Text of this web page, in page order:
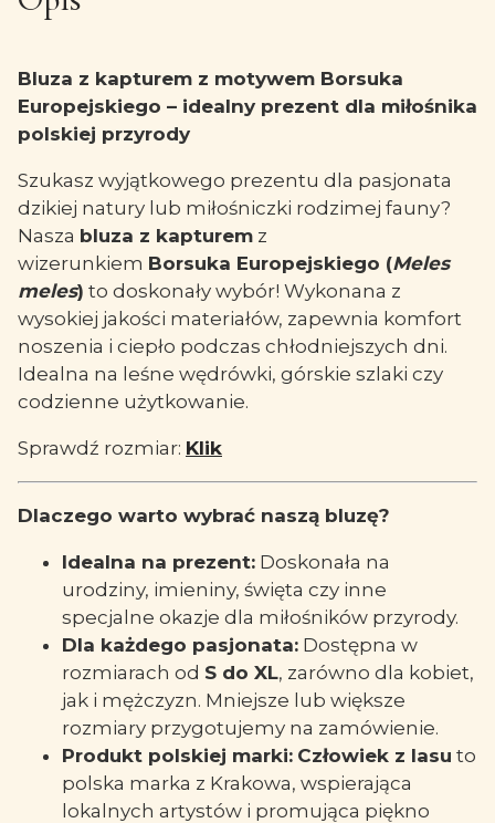
Bluza z kapturem z motywem Borsuka
Europejskiego – idealny prezent dla miłośnika
polskiej przyrody
Szukasz wyjątkowego prezentu dla pasjonata
dzikiej natury lub miłośniczki rodzimej fauny?
Nasza bluza z kapturem z
wizerunkiem Borsuka Europejskiego (Meles
meles) to doskonały wybór! Wykonana z
wysokiej jakości materiałów, zapewnia komfort
noszenia i ciepło podczas chłodniejszych dni.
Idealna na leśne wędrówki, górskie szlaki czy
codzienne użytkowanie.
Sprawdź rozmiar: Klik
Dlaczego warto wybrać naszą bluzę?
Idealna na prezent: Doskonała na
urodziny, imieniny, święta czy inne
specjalne okazje dla miłośników przyrody.
Dla każdego pasjonata: Dostępna w
rozmiarach od S do XL, zarówno dla kobiet,
jak i mężczyzn. Mniejsze lub większe
rozmiary przygotujemy na zamówienie.
Produkt polskiej marki: Człowiek z lasu to
polska marka z Krakowa, wspierająca
lokalnych artystów i promująca piękno